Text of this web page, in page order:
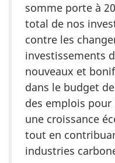
somme porte à
total de nos
contre les
investissements
nouveaux et
dans le budget
des emplois pour
une croissance
tout en
industries